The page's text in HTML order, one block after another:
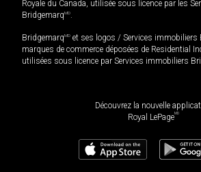
Royale du Canada, utilisée sous licence par les
BridgemarqMD
BridgemarqMD et ses logos / Services immobiliers
marques de commerce déposées de Residential
utilisées sous licence par Services immobiliers
Découvrez la nouvelle
Royal LePageMD